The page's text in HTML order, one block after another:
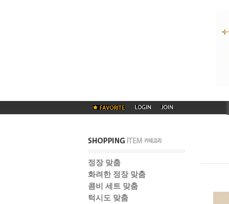
정장 맞춤
화려한 정장 맞춤
콤비 세트 맞춤
턱시도 맞춤